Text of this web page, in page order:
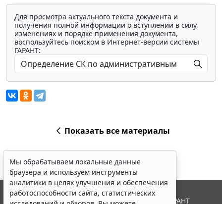
Для просмотра актуального текста документа и
получения полной информации о вступлении в силу,
изменениях и порядке применения документа,
воспользуйтесь поиском в Интернет-версии системы
ГАРАНТ:
Показать все материалы
Мы обрабатываем локальные данные
браузера и используем инструменты
аналитики в целях улучшения и обеспечения
работоспособности сайта, статистических
© ООО "НПП "ГАРАНТ-СЕРВИС", 2026. Система ГАРАНТ